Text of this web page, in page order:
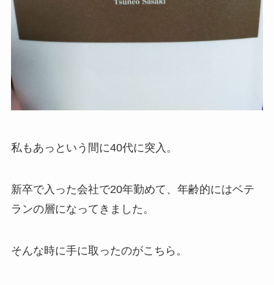
私もあっという間に40代に突入。
新卒で入った会社で20年勤めて、年齢的にはベテ
ランの層になってきました。
そんな時に手に取ったのがこちら。